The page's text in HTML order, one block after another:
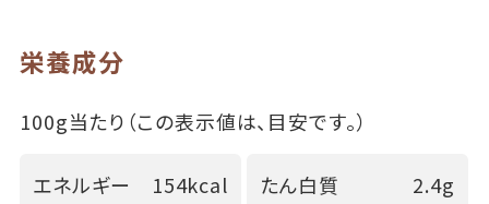
栄養成分
100g当たり（この表示値は、目安です。）
エネルギー 154kcal たん白質 2.4g